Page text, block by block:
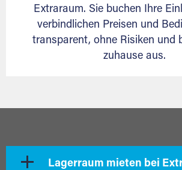
Extraraum. Sie buchen Ihre
verbindlichen Preisen und
transparent, ohne Risiken und
zuhause aus.
Lagerraum mieten bei